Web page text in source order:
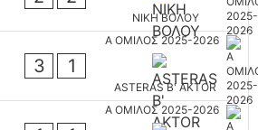
ΝΙΚΗ ΒΟΛΟΥ
Α ΟΜΙΛΟΣ 2025-2026
3 1
ASTERAS B' AKTOR
Α ΟΜΙΛΟΣ 2025-2026